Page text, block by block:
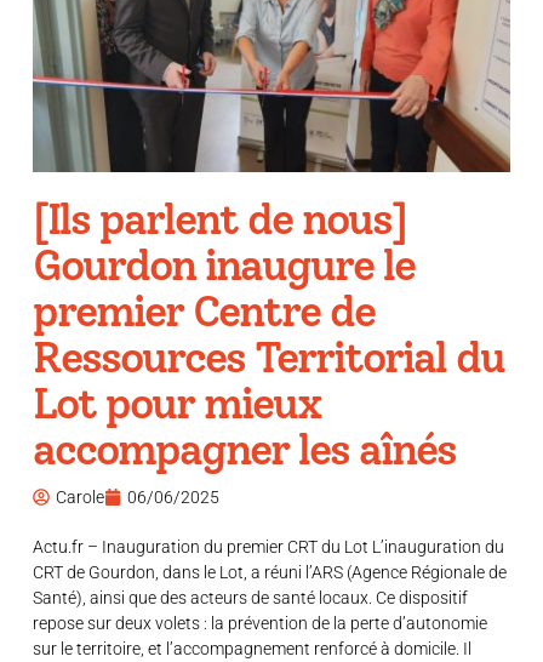
[Ils parlent de nous]
Gourdon inaugure le
premier Centre de
Ressources Territorial du
Lot pour mieux
accompagner les aînés
Carole 06/06/2025
Actu.fr – Inauguration du premier CRT du Lot L’inauguration du
CRT de Gourdon, dans le Lot, a réuni l’ARS (Agence Régionale de
Santé), ainsi que des acteurs de santé locaux. Ce dispositif
repose sur deux volets : la prévention de la perte d’autonomie
sur le territoire, et l’accompagnement renforcé à domicile. Il